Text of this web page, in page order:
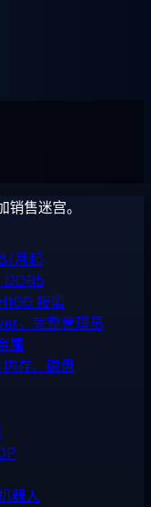
售迷宫。
月起
DDR5
按需
，完整管理员
属
存、磁盘
器人